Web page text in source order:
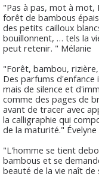
"Pas à pas, mot à mot,
forêt de bambous
des petits cailloux
bouillonnent, … tels la
peut retenir. " Mélanie
"Forêt, bambou,
Des parfums
mais de silence et
comme des pages de
avant de tracer avec
la calligraphie qui
de la maturité." Évelyne
"L'homme se tient
bambous et se
beauté de la vie naît